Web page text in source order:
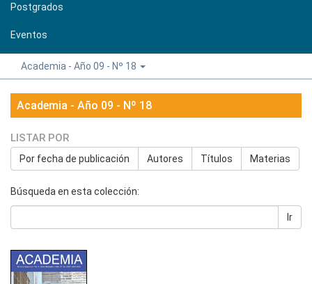
Postgrados
Eventos
Academia - Año 09 - Nº 18
Academia - Año 09 - Nº 18
LISTAR POR
Por fecha de publicación Autores Títulos Materias
Búsqueda en esta colección:
Ir